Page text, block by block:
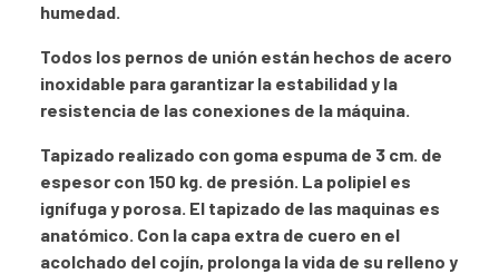
humedad.
Todos los pernos de unión están hechos de acero
inoxidable para garantizar la estabilidad y la
resistencia de las conexiones de la máquina.
Tapizado realizado con goma espuma de 3 cm. de
espesor con 150 kg. de presión. La polipiel es
ignífuga y porosa. El tapizado de las maquinas es
anatómico. Con la capa extra de cuero en el
acolchado del cojín, prolonga la vida de su relleno y